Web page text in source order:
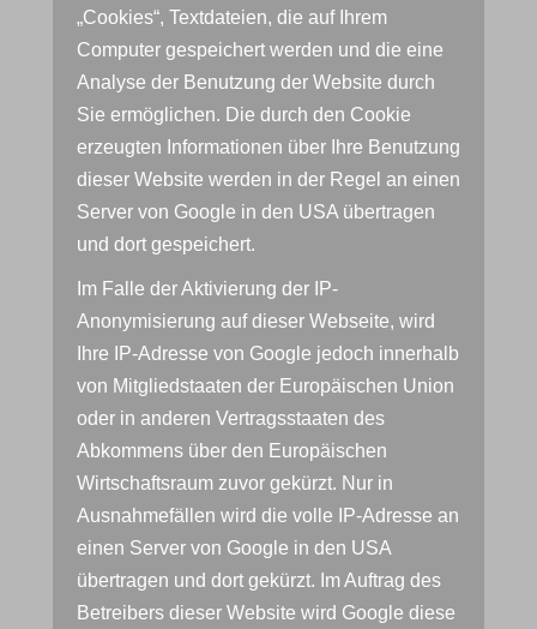
„Cookies“, Textdateien, die auf Ihrem
Computer gespeichert werden und die eine
Analyse der Benutzung der Website durch
Sie ermöglichen. Die durch den Cookie
erzeugten Informationen über Ihre Benutzung
dieser Website werden in der Regel an einen
Server von Google in den USA übertragen
und dort gespeichert.
Im Falle der Aktivierung der IP-
Anonymisierung auf dieser Webseite, wird
Ihre IP-Adresse von Google jedoch innerhalb
von Mitgliedstaaten der Europäischen Union
oder in anderen Vertragsstaaten des
Abkommens über den Europäischen
Wirtschaftsraum zuvor gekürzt. Nur in
Ausnahmefällen wird die volle IP-Adresse an
einen Server von Google in den USA
übertragen und dort gekürzt. Im Auftrag des
Betreibers dieser Website wird Google diese